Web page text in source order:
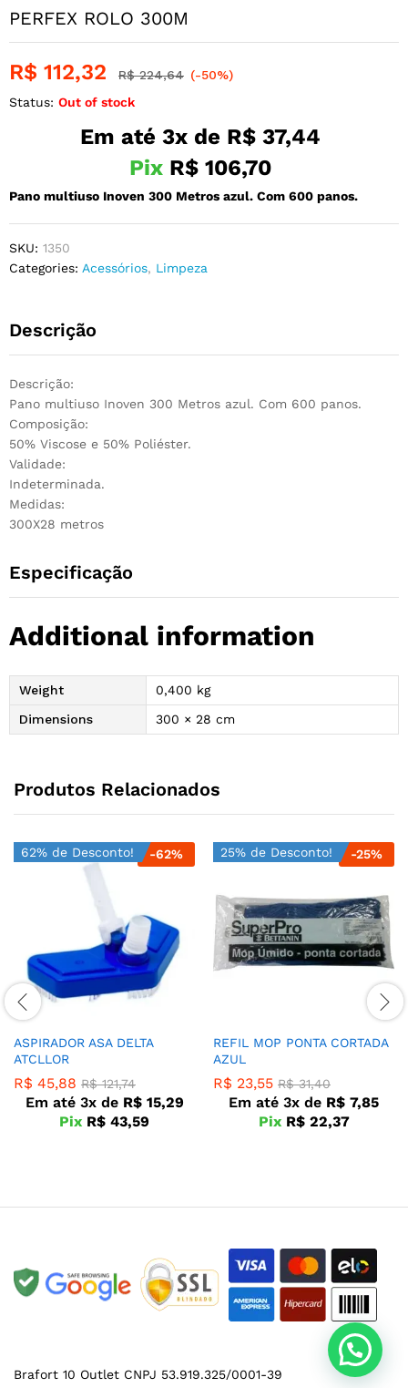
PERFEX ROLO 300M
R$ 112,32 R$224,64 (-50%)
Status: Out of stock
Em até 3x de R$ 37,44
Pix R$ 106,70
Pano multiuso Inoven 300 Metros azul. Com 600 panos.
SKU: 1350
Categories: Acessórios, Limpeza
Descrição
Descrição:
Pano multiuso Inoven 300 Metros azul. Com 600 panos.
Composição:
50% Viscose e 50% Poliéster.
Validade:
Indeterminada.
Medidas:
300X28 metros
Especificação
Additional information
Weight
0,400 kg
Dimensions
300 × 28 cm
Produtos Relacionados
62% de Desconto! -62%
ASPIRADOR ASA DELTA
ATCLLOR
R$ 45,88 R$121,74
Em até 3x de R$15,29
Pix R$ 43,59
25% de Desconto! -25%
REFIL MOP PONTA CORTADA
AZUL
R$ 23,55 R$31,40
Em até 3x de R$ 7,85
Pix R$22,37
Brafort 10 Outlet CNPJ 53.919.325/0001-39